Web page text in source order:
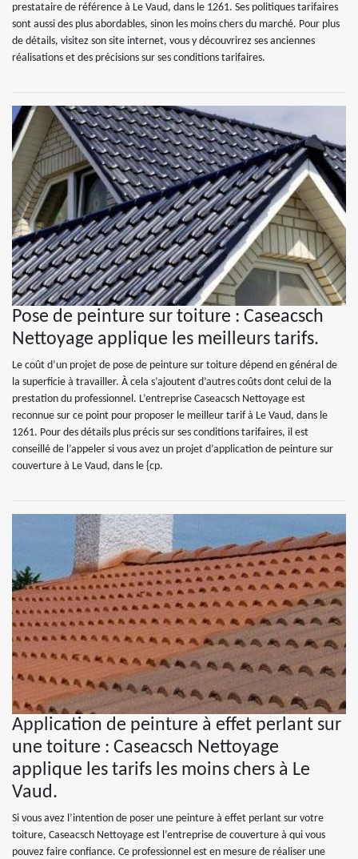
prestataire de référence à Le Vaud, dans le 1261. Ses politiques tarifaires
sont aussi des plus abordables, sinon les moins chers du marché. Pour plus
de détails, visitez son site internet, vous y découvrirez ses anciennes
réalisations et des précisions sur ses conditions tarifaires.
Pose de peinture sur toiture : Caseacsch
Nettoyage applique les meilleurs tarifs.
Le coût d’un projet de pose de peinture sur toiture dépend en général de
la superficie à travailler. À cela s’ajoutent d’autres coûts dont celui de la
prestation du professionnel. L’entreprise Caseacsch Nettoyage est
reconnue sur ce point pour proposer le meilleur tarif à Le Vaud, dans le
1261. Pour des détails plus précis sur ses conditions tarifaires, il est
conseillé de l’appeler si vous avez un projet d’application de peinture sur
couverture à Le Vaud, dans le {cp.
Application de peinture à effet perlant sur
une toiture : Caseacsch Nettoyage
applique les tarifs les moins chers à Le
Vaud.
Si vous avez l’intention de poser une peinture à effet perlant sur votre
toiture, Caseacsch Nettoyage est l’entreprise de couverture à qui vous
pouvez faire confiance. Ce professionnel est en mesure de réaliser une